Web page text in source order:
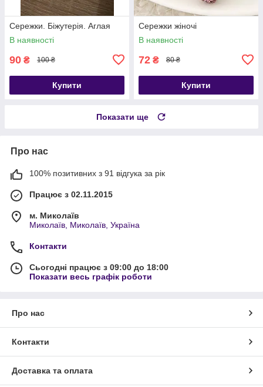
Сережки. Біжутерія. Аглая
В наявності
90 ₴ 100 ₴
Купити
Сережки жіночі
В наявності
72 ₴ 80 ₴
Купити
Показати ще
Про нас
100% позитивних з 91 відгука за рік
Працює з 02.11.2015
м. Миколаїв
Миколаїв, Миколаїв, Україна
Контакти
Сьогодні працює з 09:00 до 18:00
Показати весь графік роботи
Про нас
Контакти
Доставка та оплата